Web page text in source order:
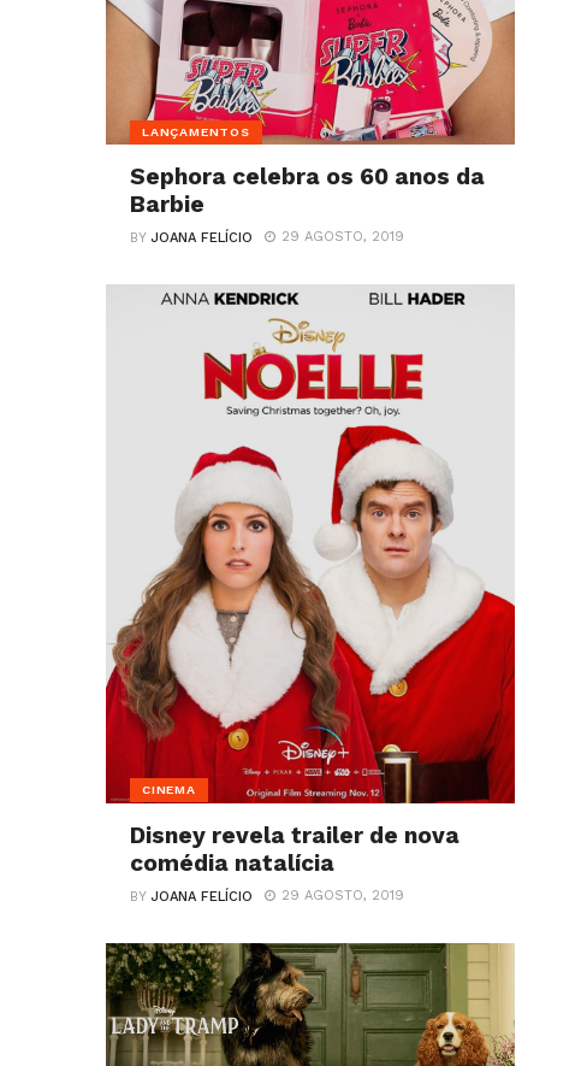
LANÇAMENTOS
Sephora celebra os 60 anos da
Barbie
BYJOANA FELÍCIO 29 AGOSTO, 2019
CINEMA
Disney revela trailer de nova
comédia natalícia
BYJOANA FELÍCIO 29 AGOSTO, 2019